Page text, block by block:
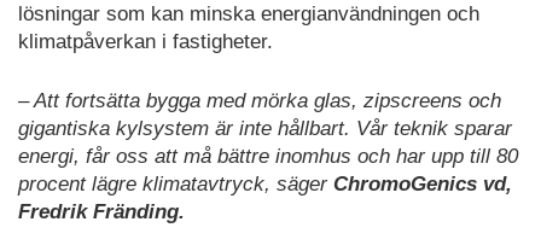
lösningar som kan minska energianvändningen och
klimatpåverkan i fastigheter.
– Att fortsätta bygga med mörka glas, zipscreens och
gigantiska kylsystem är inte hållbart. Vår teknik sparar
energi, får oss att må bättre inomhus och har upp till 80
procent lägre klimatavtryck, säger ChromoGenics vd,
Fredrik Fränding.